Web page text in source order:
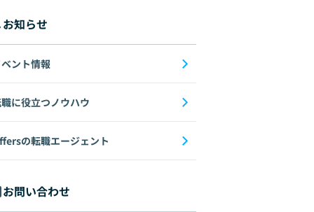
お知らせ
ント情報
に役立つノウハウ
の転職エージェント
お問い合わせ